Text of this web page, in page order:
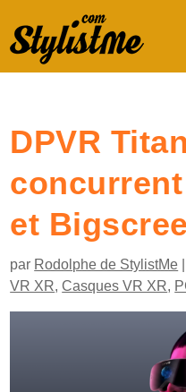
DPVR
et
par Rodolphe de StylistMe
VR XR,Casques VR XR,